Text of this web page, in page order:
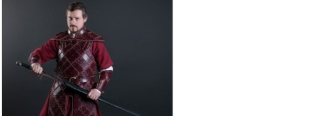
your battle style is dance with a
greaves are really cool,
convincing example of
functional leather armor. They
may properly complete any
fantasy-style costume of LARP